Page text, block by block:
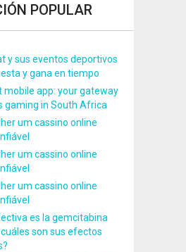
POPULAR
y sus eventos deportivos
y gana en tiempo
mobile app: your gateway
gaming in South Africa
um cassino online
um cassino online
um cassino online
es la gemcitabina
son sus efectos